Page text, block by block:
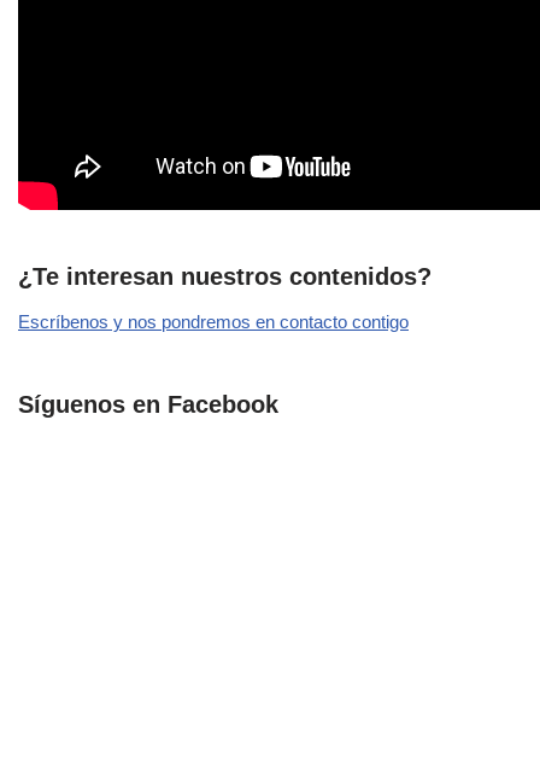
¿Te interesan nuestros contenidos?
Escríbenos y nos pondremos en contacto contigo
Síguenos en Facebook